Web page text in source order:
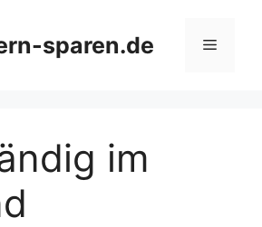
sparen.de Menü
im